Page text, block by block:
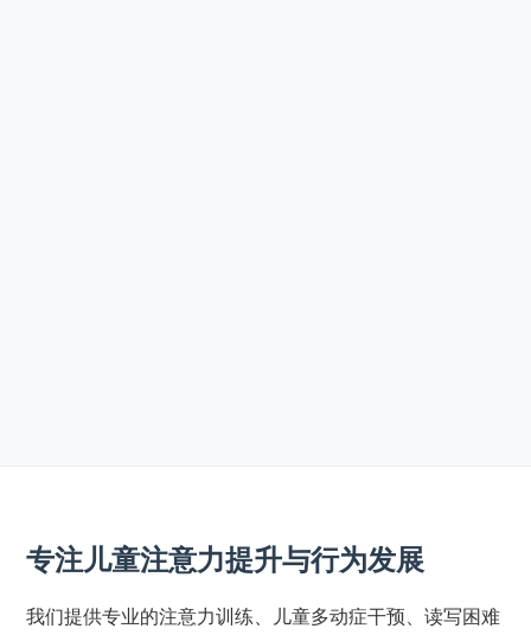
专注儿童注意力提升与行为发展
我们提供专业的注意力训练、儿童多动症干预、读写困难